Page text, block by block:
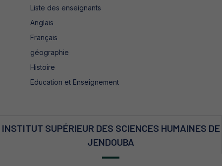
Liste des enseignants
Anglais
Français
géographie
Histoire
Education et Enseignement
INSTITUT SUPÉRIEUR DES SCIENCES HUMAINES DE
JENDOUBA